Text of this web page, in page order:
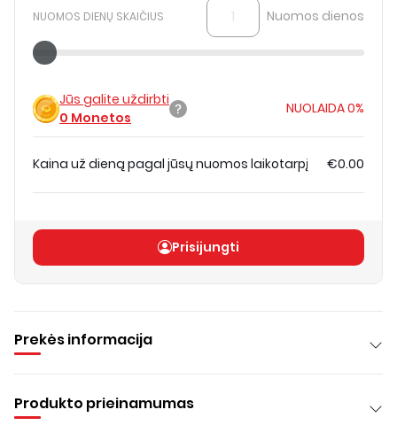
NUOMOS DIENŲ SKAIČIUS Nuomos dienos
Jūs galite uždirbti
0 Monetos
NUOLAIDA0%
Kaina už dieną pagal jūsų nuomos laikotarpį €0.00
Prisijungti
Prekės informacija
Produkto prieinamumas